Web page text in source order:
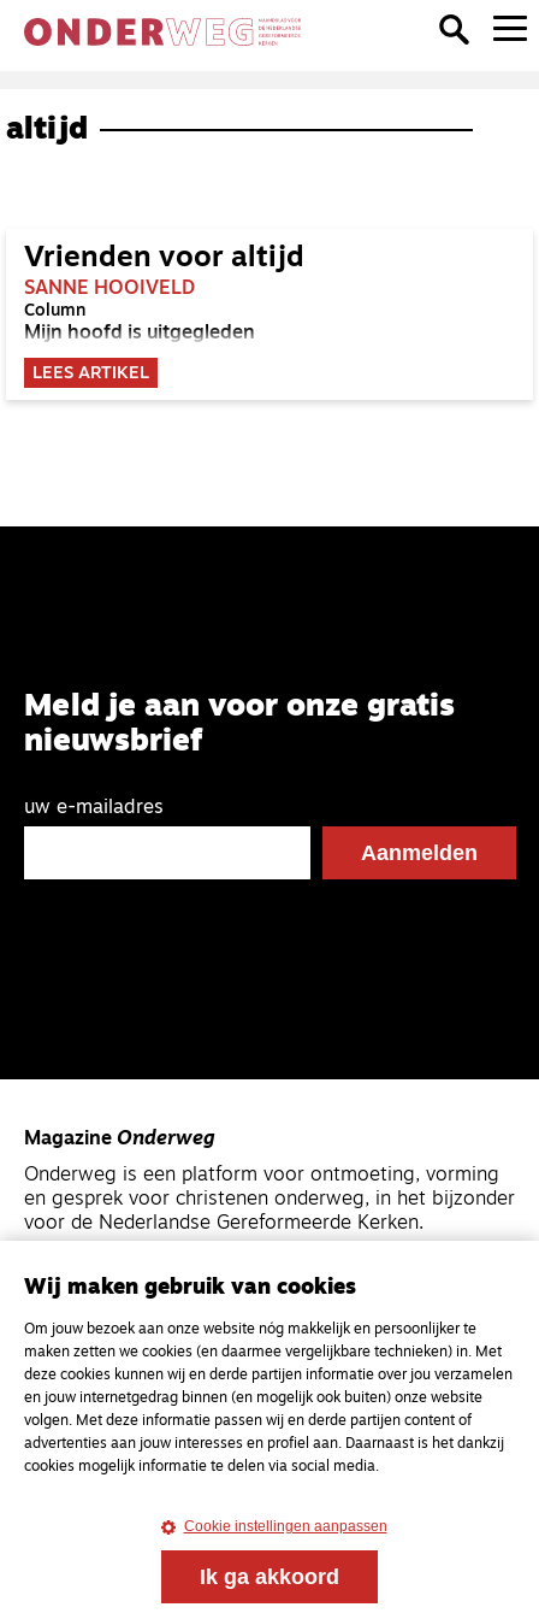
altijd
Vrienden voor altijd
SANNE HOOIVELD
Column
Mijn hoofd is uitgegleden
LEES ARTIKEL
Meld je aan voor onze gratis
nieuwsbrief
uw e-mailadres
Magazine Onderweg
Onderweg is een platform voor ontmoeting, vorming
en gesprek voor christenen onderweg, in het bijzonder
voor de Nederlandse Gereformeerde Kerken.
MagazineOnderweg
Kvk-nummer 33277063
NL46 INGB 0117 5827 86
info@onderwegonline.nl
Wij maken gebruik van cookies
Om jouw bezoek aan onze website nóg makkelijk en persoonlijker te
maken zetten we cookies (en daarmee vergelijkbare technieken) in. Met
deze cookies kunnen wij en derde partijen informatie over jou verzamelen
en jouw internetgedrag binnen (en mogelijk ook buiten) onze website
volgen. Met deze informatie passen wij en derde partijen content of
advertenties aan jouw interesses en profiel aan. Daarnaast is het dankzij
cookies mogelijk informatie te delen via social media.
Cookie instellingen aanpassen
Ik ga akkoord